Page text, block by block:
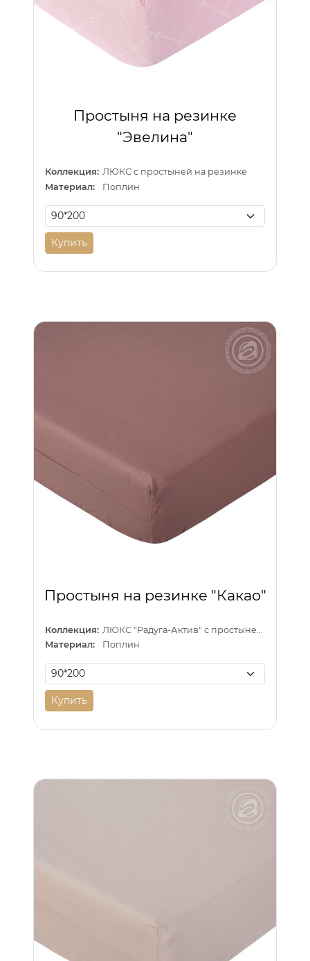
Простыня на резинке
"Эвелина"
Коллекция: ЛЮКС с простыней на резинке
Материал:
Поплин
Купить
Простыня на резинке "Какао"
Коллекция:
Материал:
Поплин
Купить